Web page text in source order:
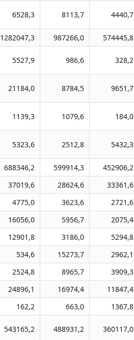
6528,3 8113,7 4440,7
1282047,3 987266,0 574445,8
5527,9 986,6 328,2
21184,0 8784,5 9651,7
1139,3 1079,6 184,0
5323,6 2512,8 5432,3
688346,2 599914,3 452906,2
37019,6 28624,6 33361,6
4775,0 3623,6 2721,6
16056,0 5956,7 2075,4
12901,8 3186,0 5294,8
534,6 15273,7 2962,1
2524,8 8965,7 3909,3
24896,1 16974,4 11847,4
162,2 663,0 1367,8
543165,2 488931,2 360117,0